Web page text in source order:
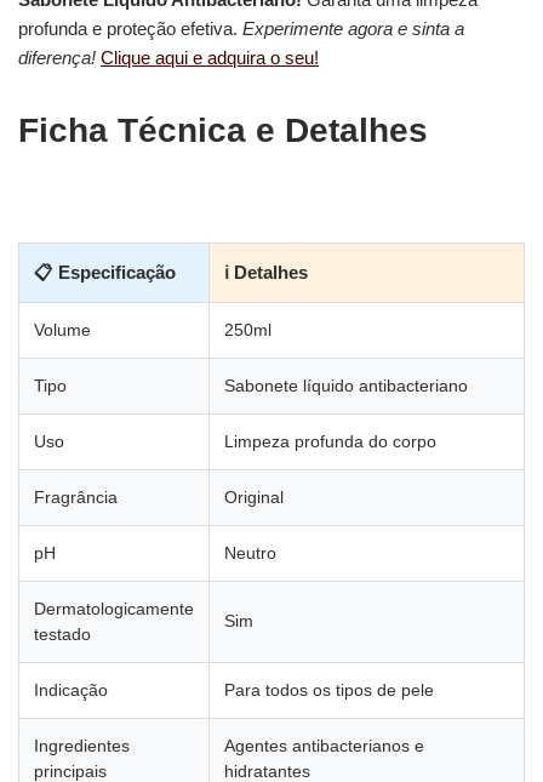
profunda e proteção efetiva. Experimente agora e sinta a
diferença! Clique aqui e adquira o seu!
Ficha Técnica e Detalhes
📋 Especificação ℹ Detalhes
Volume 250ml
Tipo Sabonete líquido antibacteriano
Uso Limpeza profunda do corpo
Fragrância Original
pH Neutro
Dermatologicamente
testado
Sim
Indicação Para todos os tipos de pele
Ingredientes
principais
Agentes antibacterianos e
hidratantes